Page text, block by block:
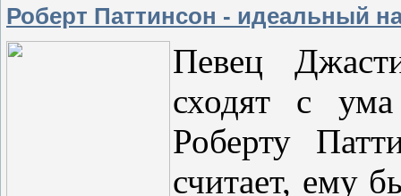
Роберт Паттинсон - идеальный
Певец
сходят с
Роберту
считает, ему